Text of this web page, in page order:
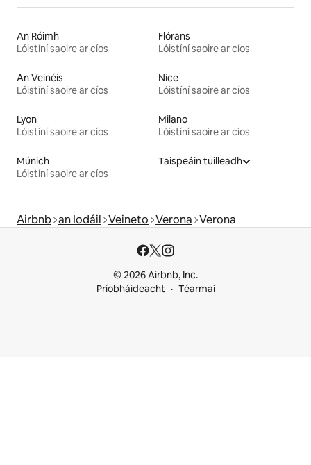
An Róimh
Lóistíní saoire ar cíos
Flórans
Lóistíní saoire ar cíos
An Veinéis
Lóistíní saoire ar cíos
Nice
Lóistíní saoire ar cíos
Lyon
Lóistíní saoire ar cíos
Milano
Lóistíní saoire ar cíos
Múnich
Lóistíní saoire ar cíos
Taispeáin tuilleadh
Airbnb an Iodáil Veineto Verona Verona
© 2026 Airbnb, Inc.
Príobháideacht
Téarmaí